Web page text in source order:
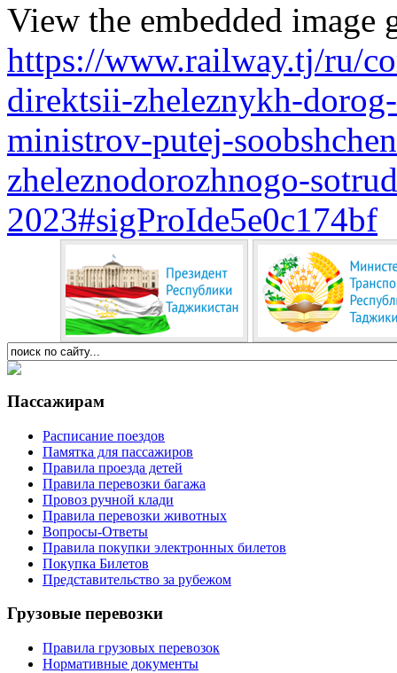
View the embedded image
https://www.railway.tj/ru/
direktsii-zheleznykh-
ministrov-putej-
zheleznodorozhnogo-
2023#sigProIde5e0c174bf
Пассажирам
Расписание поездов
Памятка для пассажиров
Правила проезда детей
Правила перевозки багажа
Провоз ручной клади
Правила перевозки животных
Вопросы-Ответы
Правила покупки электронных билетов
Покупка Билетов
Представительство за рубежом
Грузовые перевозки
Правила грузовых перевозок
Нормативные документы